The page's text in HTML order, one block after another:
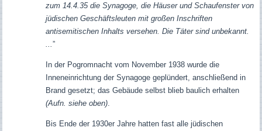
zum 14.4.35 die Synagoge, die Häuser und Schaufenster von
jüdischen Geschäftsleuten mit großen Inschriften
antisemitischen Inhalts versehen. Die Täter sind unbekannt.
...”
In der Pogromnacht vom November 1938 wurde die
Inneneinrichtung der Synagoge geplündert, anschließend in
Brand gesetzt; das Gebäude selbst blieb baulich erhalten
(Aufn. siehe oben).
Bis Ende der 1930er Jahre hatten fast alle jüdischen